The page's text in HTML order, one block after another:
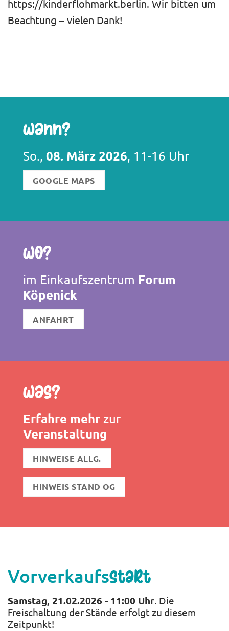
https://kinderflohmarkt.berlin. Wir bitten um
Beachtung – vielen Dank!
Wann?
So., 08. März 2026, 11-16 Uhr
GOOGLE MAPS
Wo?
im Einkaufszentrum Forum
Köpenick
ANFAHRT
Was?
Erfahre mehrzur
Veranstaltung
HINWEISE ALLG.
HINWEIS STAND OG
Vorverkaufsstart
Samstag, 21.02.2026 - 11:00 Uhr. Die
Freischaltung der Stände erfolgt zu diesem
Zeitpunkt!